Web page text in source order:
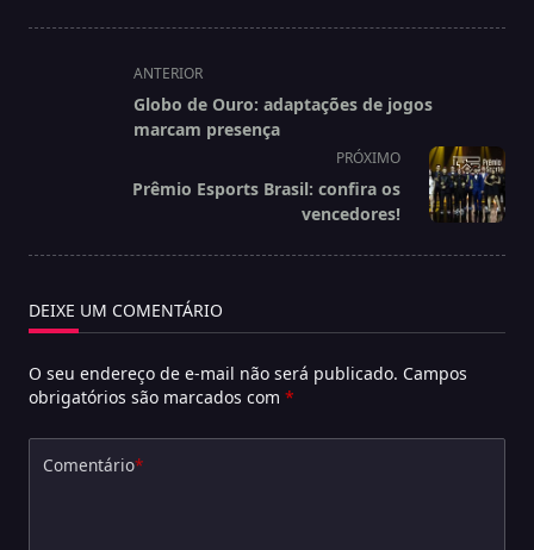
ANTERIOR
Globo de Ouro: adaptações de jogos
marcam presença
PRÓXIMO
Prêmio Esports Brasil: confira os
vencedores!
DEIXE UM COMENTÁRIO
O seu endereço de e-mail não será publicado. Campos
obrigatórios são marcados com *
Comentário*